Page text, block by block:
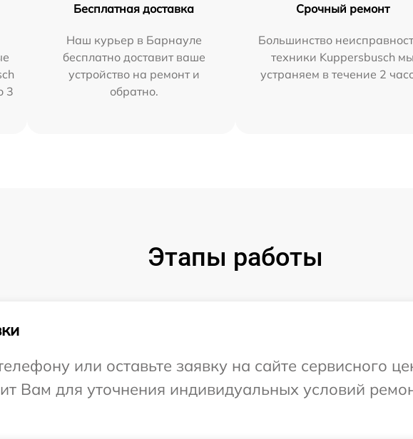
3
Бесплатная доставка
Наш курьер в Барнауле
бесплатно доставит ваше
устройство на ремонт и
обратно.
Срочный ремонт
Большинство
техники Kuppersbusch мы
устраняем в течение 2
Этапы работы
или оставьте заявку на сайте сервисного
Вам для уточнения индивидуальных условий